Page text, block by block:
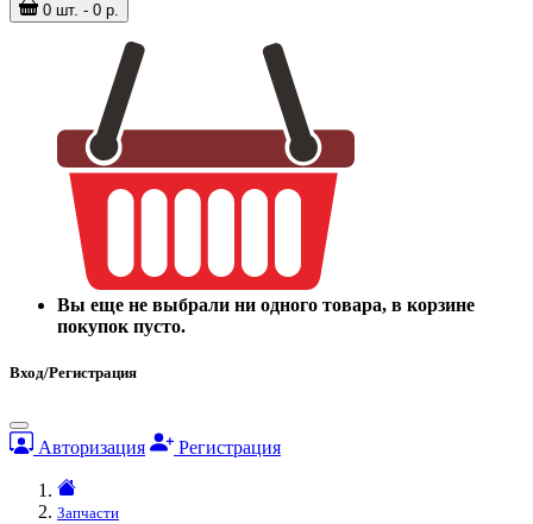
0 шт. - 0 р.
Вы еще не выбрали ни одного товара, в корзине
покупок пусто.
Вход/Регистрация
Авторизация Регистрация
Запчасти